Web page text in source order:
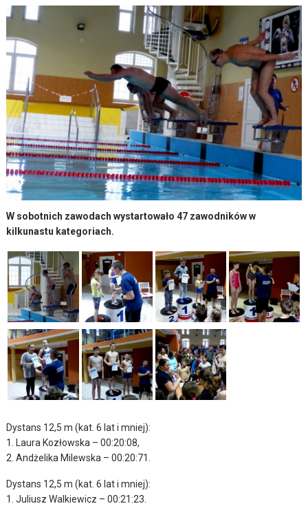
W sobotnich zawodach wystartowało 47 zawodników w
kilkunastu kategoriach.
Dystans 12,5 m (kat. 6 lat i mniej):
1. Laura Kozłowska – 00:20:08,
2. Andżelika Milewska – 00:20:71.
Dystans 12,5 m (kat. 6 lat i mniej):
1. Juliusz Walkiewicz – 00:21:23.